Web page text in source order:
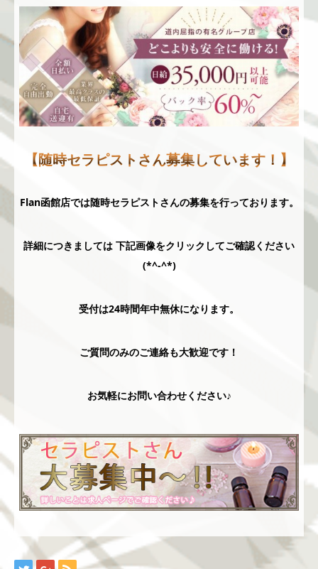
【随時セラピストさん募集しています！】
Flan函館店では随時セラピストさんの募集を行っております。
詳細につきましては 下記画像をクリックしてご確認ください
(*^-^*)
受付は24時間年中無休になります。
ご質問のみのご連絡も大歓迎です！
お気軽にお問い合わせください♪